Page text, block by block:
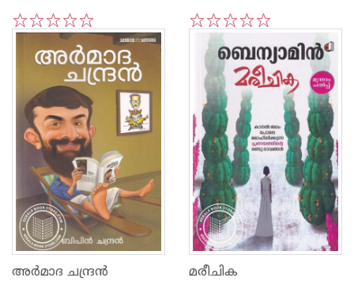
5
4
3
2
1 3
2
അര്‍മാദ ചന്ദ്രന്‍ മരീചിക